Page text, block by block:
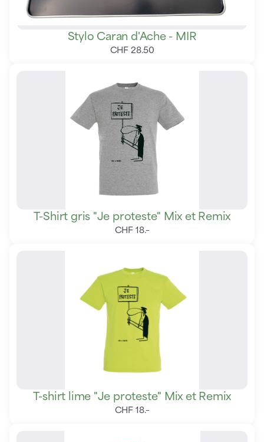
Stylo Caran d'Ache - MIR
CHF 28.50
T-Shirt gris "Je proteste" Mix et Remix
CHF 18.–
T-shirt lime "Je proteste" Mix et Remix
CHF 18.–